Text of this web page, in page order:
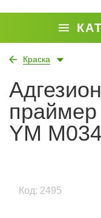
Краска
YМ М034
Код: 2495